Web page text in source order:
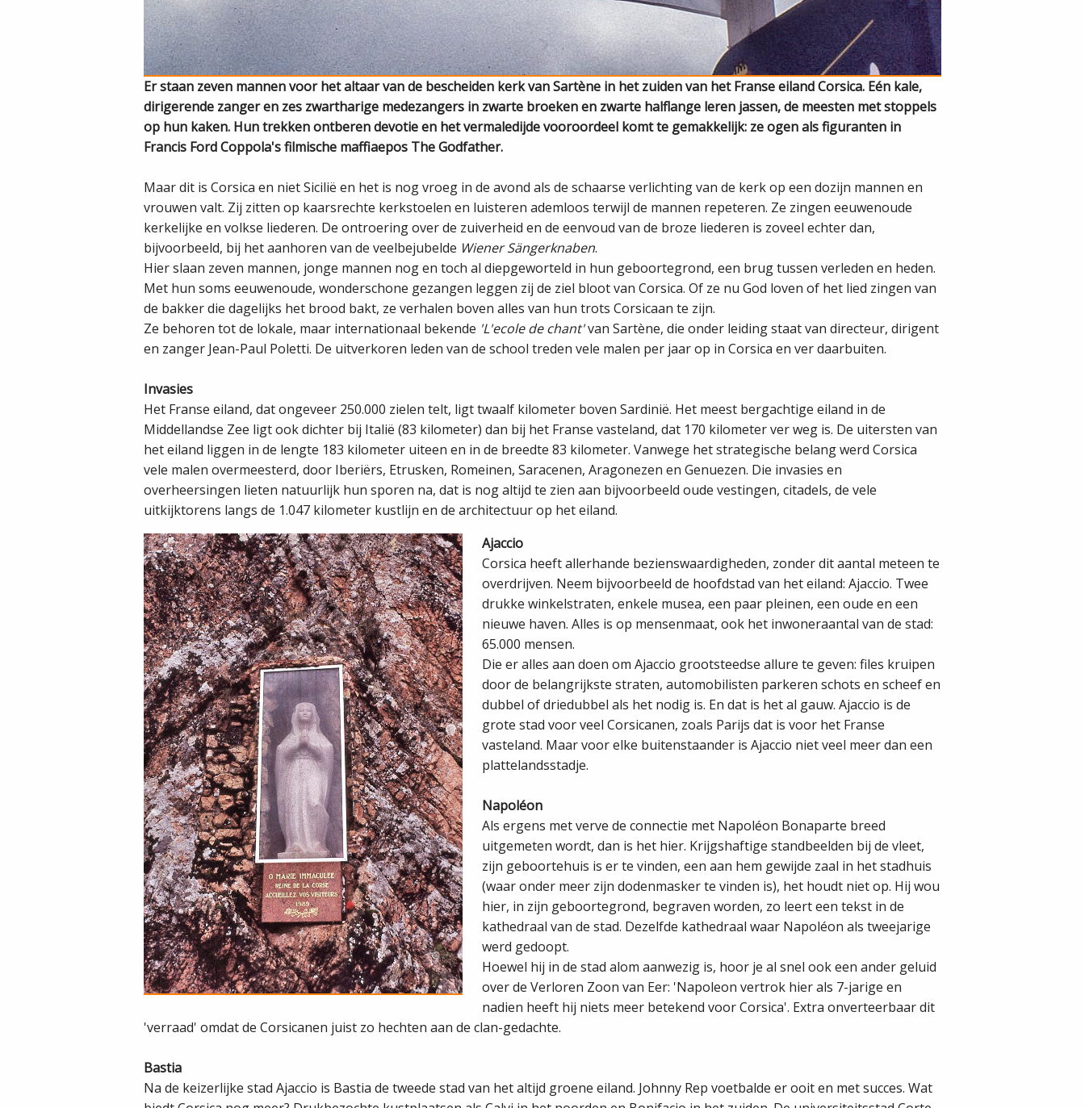
Er staan zeven mannen voor het altaar van de bescheiden kerk van Sartène in het zuiden van het Franse eiland Corsica. Eén kale,
dirigerende zanger en zes zwartharige medezangers in zwarte broeken en zwarte halflange leren jassen, de meesten met stoppels
op hun kaken. Hun trekken ontberen devotie en het vermaledijde vooroordeel komt te gemakkelijk: ze ogen als figuranten in
Francis Ford Coppola's filmische maffia­epos The Godfather.
Maar dit is Corsica en niet Sicilië en het is nog vroeg in de avond als de schaarse verlichting van de kerk op een dozijn mannen en
vrouwen valt. Zij zitten op kaarsrechte kerkstoelen en luisteren ademloos terwijl de mannen repeteren. Ze zingen eeuwenoude
kerkelijke en volkse liederen. De ontroering over de zuiverheid en de eenvoud van de broze liederen is zoveel echter dan,
bijvoorbeeld, bij het aanhoren van de veelbejubelde Wiener Sängerknaben.
Hier slaan zeven mannen, jonge mannen nog en toch al diepgeworteld in hun geboortegrond, een brug tussen verleden en heden.
Met hun soms eeuwenoude, wonderschone gezangen leggen zij de ziel bloot van Corsica. Of ze nu God loven of het lied zingen van
de bakker die dagelijks het brood bakt, ze verhalen boven alles van hun trots Corsicaan te zijn.
Ze behoren tot de lokale, maar internationaal bekende 'L'ecole de chant'van Sartène, die onder leiding staat van directeur, dirigent
en zanger Jean­-Paul Poletti. De uitverkoren leden van de school treden vele malen per jaar op in Corsica en ver daarbuiten.
Invasies
Het Franse eiland, dat ongeveer 250.000 zielen telt, ligt twaalf kilometer boven Sardinië. Het meest bergachtige eiland in de
Middellandse Zee ligt ook dichter bij Italië (83 kilometer) dan bij het Franse vasteland, dat 170 kilometer ver weg is. De uitersten van
het eiland liggen in de lengte 183 kilometer uiteen en in de breedte 83 kilometer. Vanwege het strategische belang werd Corsica
vele malen overmeesterd, door Iberiërs, Etrusken, Romeinen, Saracenen, Aragonezen en Genuezen. Die invasies en
overheersingen lieten natuurlijk hun sporen na, dat is nog altijd te zien aan bijvoorbeeld oude vestingen, citadels, de vele
uitkijktorens langs de 1.047 kilometer kustlijn en de architectuur op het eiland.
Ajaccio
Corsica heeft allerhande bezienswaardigheden, zonder dit aantal meteen te
overdrijven. Neem bijvoorbeeld de hoofdstad van het eiland: Ajaccio. Twee
drukke winkelstraten, enkele musea, een paar pleinen, een oude en een
nieuwe haven. Alles is op mensenmaat, ook het inwoneraantal van de stad:
65.000 mensen.
Die er alles aan doen om Ajaccio grootsteedse allure te geven: files kruipen
door de belangrijkste straten, automobilisten parkeren schots en scheef en
dubbel of driedubbel als het nodig is. En dat is het al gauw. Ajaccio is de
grote stad voor veel Corsicanen, zoals Parijs dat is voor het Franse
vasteland. Maar voor elke buitenstaander is Ajaccio niet veel meer dan een
plattelandsstadje.
Napoléon
Als ergens met verve de connectie met Napoléon Bonaparte breed
uitgemeten wordt, dan is het hier. Krijgshaftige standbeelden bij de vleet,
zijn geboortehuis is er te vinden, een aan hem gewijde zaal in het stadhuis
(waar onder meer zijn dodenmasker te vinden is), het houdt niet op. Hij wou
hier, in zijn geboortegrond, begraven worden, zo leert een tekst in de
kathedraal van de stad. Dezelfde kathedraal waar Napoléon als tweejarige
werd gedoopt.
Hoewel hij in de stad alom aanwezig is, hoor je al snel ook een ander geluid
over de Verloren Zoon van Eer: 'Napoleon vertrok hier als 7-jarige en
nadien heeft hij niets meer betekend voor Corsica'. Extra onverteerbaar dit
'verraad' omdat de Corsicanen juist zo hechten aan de clan­-gedachte.
Bastia
Na de keizerlijke stad Ajaccio is Bastia de tweede stad van het altijd groene eiland. Johnny Rep voetbalde er ooit en met succes. Wat